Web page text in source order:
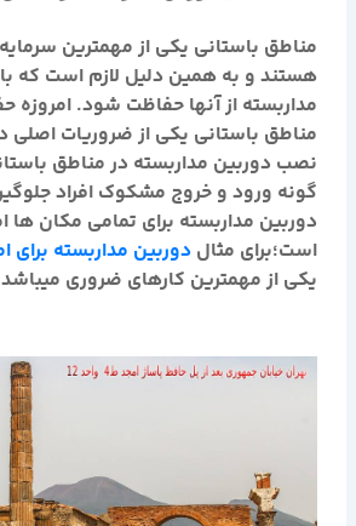
مناطق باستانی یکی از مهمترین
هستند و به همین دلیل لازم است که
مداربسته از آنها حفاظت شود. امروزه
مناطق باستانی یکی از ضروریات اصلی
نصب دوربین مداربسته در مناطق
گونه ورود و خروج مشکوک افراد
دوربین مداربسته برای تمامی مکان ها
است؛برای مثالدوربین مداربسته برای
یکی از مهمترین کارهای ضروری